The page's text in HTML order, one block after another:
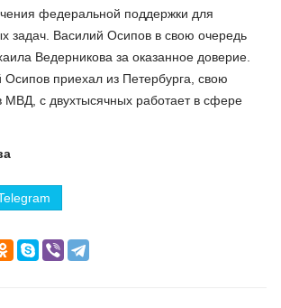
федеральной поддержки для
задач. Василий Осипов в свою очередь
Ведерникова за оказанное доверие.
приехал из Петербурга, свою
МВД, с двухтысячных работает в сфере